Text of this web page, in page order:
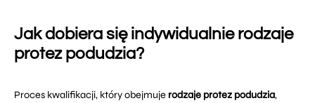
Jak dobiera się indywidualnie rodzaje
protez podudzia?
Proces kwalifikacji, który obejmuje rodzaje protez podudzia,